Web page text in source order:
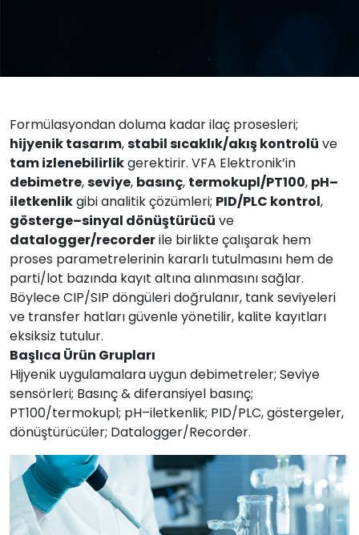
Formülasyondan doluma kadar ilaç prosesleri;
hijyenik tasarım,stabil sıcaklık/akış kontrolü ve
tam izlenebilirlikgerektirir. VFA Elektronik’in
debimetre,seviye, basınç, termokupl/PT100, pH–
iletkenlikgibi analitik çözümleri; PID/PLC kontrol,
gösterge–sinyal dönüştürücü ve
datalogger/recorderile birlikte çalışarak hem
proses parametrelerinin kararlı tutulmasını hem de
parti/lot bazında kayıt altına alınmasını sağlar.
Böylece CIP/SIP döngüleri doğrulanır, tank seviyeleri
ve transfer hatları güvenle yönetilir, kalite kayıtları
eksiksiz tutulur.
Başlıca Ürün Grupları
Hijyenik uygulamalara uygun debimetreler; Seviye
sensörleri; Basınç & diferansiyel basınç;
PT100/termokupl; pH–iletkenlik; PID/PLC, göstergeler,
dönüştürücüler; Datalogger/Recorder.